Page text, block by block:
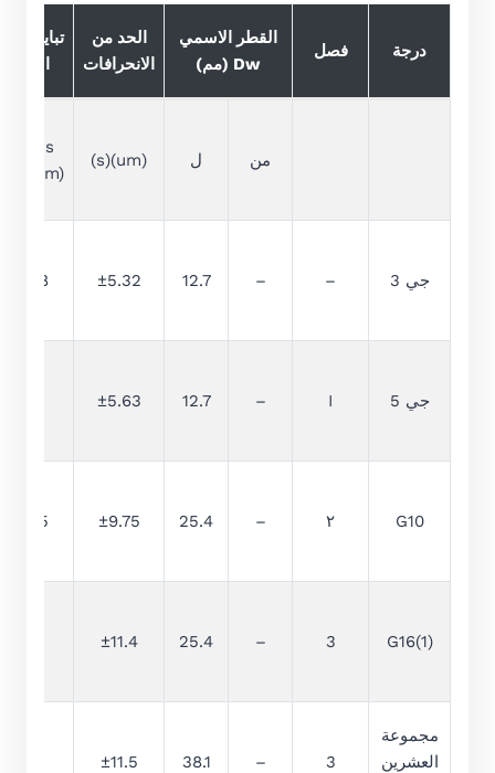
درجة فصل
القطر الاسمي
Dw (مم)
الحد من
الانحرافات
تباين
من ل (um)(s)
VDws
جي 3 –
–
12.7
±5.32
0.08
جي 5 I
–
12.7
±5.63
G10 ٢ –
25.4
±9.75
0.25
G16(1)
3
–
25.4
±11.4
مجموعة
العشرين
3
–
38.1
±11.5